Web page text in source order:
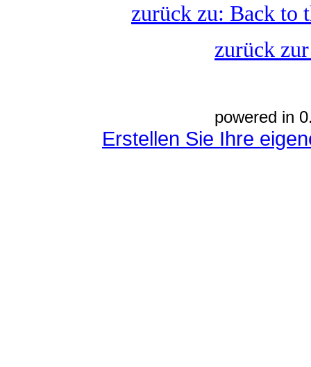
zurück zu: Back to
zurück
powered in
Erstellen Sie Ihre